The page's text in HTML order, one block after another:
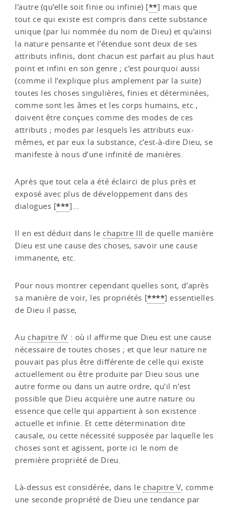
l’autre (qu’elle soit finie ou infinie) [**] mais que
tout ce qui existe est compris dans cette substance
unique (par lui nommée du nom de Dieu) et qu’ainsi
la nature pensante et l’étendue sont deux de ses
attributs infinis, dont chacun est parfait au plus haut
point et infini en son genre ; c’est pourquoi aussi
(comme il l’explique plus amplement par la suite)
toutes les choses singulières, finies et déterminées,
comme sont les âmes et les corps humains, etc.,
doivent être conçues comme des modes de ces
attributs ; modes par lesquels les attributs eux-
mêmes, et par eux la substance, c’est-à-dire Dieu, se
manifeste à nous d’une infinité de manières.
Après que tout cela a été éclairci de plus près et
exposé avec plus de développement dans des
dialogues [***]...
Il en est déduit dans le chapitre III de quelle manière
Dieu est une cause des choses, savoir une cause
immanente, etc.
Pour nous montrer cependant quelles sont, d’après
sa manière de voir, les propriétés [****] essentielles
de Dieu il passe,
Au chapitre IV : où il affirme que Dieu est une cause
nécessaire de toutes choses ; et que leur nature ne
pouvait pas plus être différente de celle qui existe
actuellement ou être produite par Dieu sous une
autre forme ou dans un autre ordre, qu’il n’est
possible que Dieu acquière une autre nature ou
essence que celle qui appartient à son existence
actuelle et infinie. Et cette détermination dite
causale, ou cette nécessité supposée par laquelle les
choses sont et agissent, porte ici le nom de
première propriété de Dieu.
Là-dessus est considérée, dans le chapitre V, comme
une seconde propriété de Dieu une tendance par